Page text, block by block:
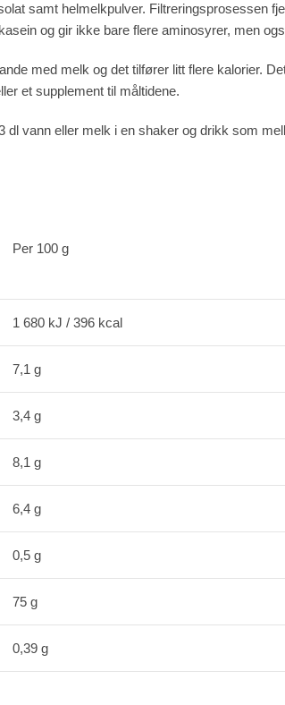
samt helmelkpulver. Filtreringsprosessen
og gir ikke bare flere aminosyrer, men
med melk og det tilfører litt flere kalorier.
et supplement til måltidene.
dl vann eller melk i en shaker og drikk som
Per 100 g
1 680 kJ / 396 kcal
7,1 g
3,4 g
8,1 g
6,4 g
0,5 g
75 g
0,39 g